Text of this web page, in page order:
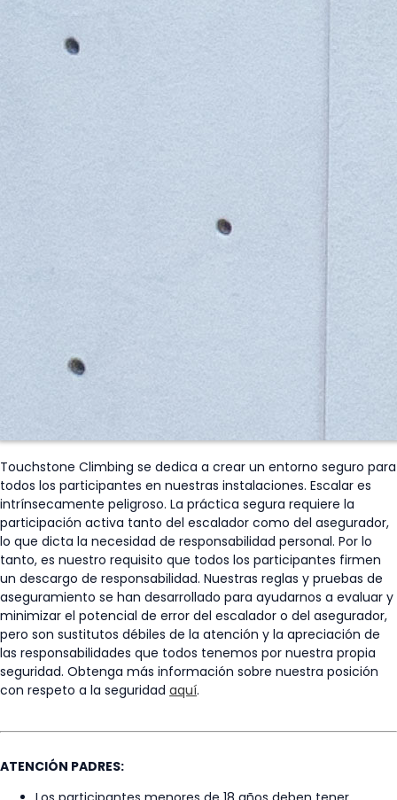
Touchstone Climbing se dedica a crear un entorno seguro para
todos los participantes en nuestras instalaciones. Escalar es
intrínsecamente peligroso. La práctica segura requiere la
participación activa tanto del escalador como del asegurador,
lo que dicta la necesidad de responsabilidad personal. Por lo
tanto, es nuestro requisito que todos los participantes firmen
un descargo de responsabilidad. Nuestras reglas y pruebas de
aseguramiento se han desarrollado para ayudarnos a evaluar y
minimizar el potencial de error del escalador o del asegurador,
pero son sustitutos débiles de la atención y la apreciación de
las responsabilidades que todos tenemos por nuestra propia
seguridad. Obtenga más información sobre nuestra posición
con respeto a la seguridad aquí.
ATENCIÓN PADRES: